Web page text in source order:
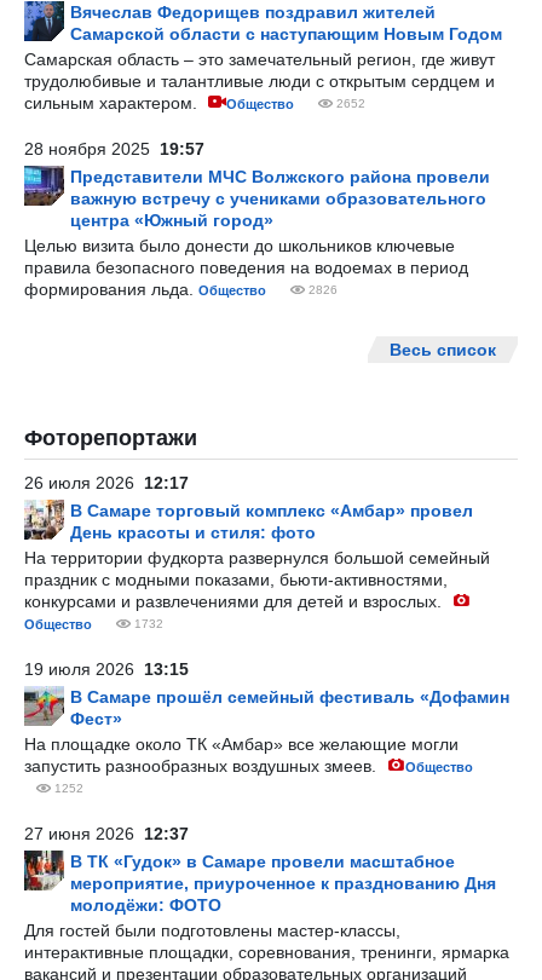
Вячеслав Федорищев поздравил жителей
Самарской области с наступающим Новым Годом
Самарская область – это замечательный регион, где живут
трудолюбивые и талантливые люди с открытым сердцем и
сильным характером.
Общество 2652
28 ноября 2025 19:57
Представители МЧС Волжского района провели
важную встречу с учениками образовательного
центра «Южный город»
Целью визита было донести до школьников ключевые
правила безопасного поведения на водоемах в период
формирования льда.
Общество 2826
Весь список
Фоторепортажи
26 июля 2026 12:17
В Самаре торговый комплекс «Амбар» провел
День красоты и стиля: фото
На территории фудкорта развернулся большой семейный
праздник с модными показами, бьюти-активностями,
конкурсами и развлечениями для детей и взрослых.
Общество 1732
19 июля 2026 13:15
В Самаре прошёл семейный фестиваль «Дофамин
Фест»
На площадке около ТК «Амбар» все желающие могли
запустить разнообразных воздушных змеев.
Общество
1252
27 июня 2026 12:37
В ТК «Гудок» в Самаре провели масштабное
мероприятие, приуроченное к празднованию Дня
молодёжи: ФОТО
Для гостей были подготовлены мастер-классы,
интерактивные площадки, соревнования, тренинги, ярмарка
вакансий и презентации образовательных организаций